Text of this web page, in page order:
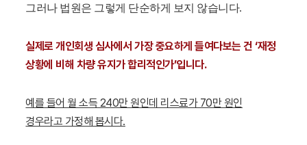
그러나 법원은 그렇게 단순하게 보지 않습니다.
실제로 개인회생 심사에서 가장 중요하게 들여다보는 건 ‘재정
상황에 비해 차량 유지가 합리적인가’입니다.
예를 들어 월 소득 240만 원인데 리스료가 70만 원인
경우라고 가정해 봅시다.